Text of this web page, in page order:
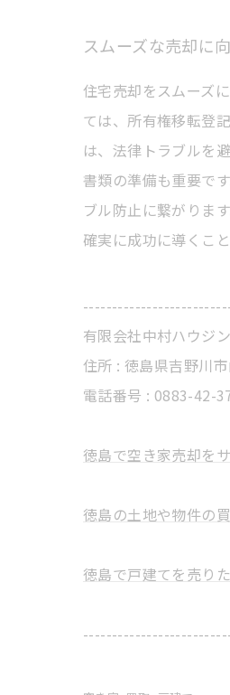
スムーズな売却に
住宅売却をスムーズ
ては、所有権移転登
は、法律トラブルを
書類の準備も重要で
ブル防止に繋がりま
確実に成功に導くこ
有限会社中村ハウジ
住所 : 徳島県吉野川
電話番号 : 0883-42-
徳島で空き家売却を
徳島の土地や物件の
徳島で戸建てを売り